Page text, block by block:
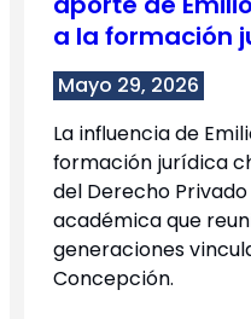
a la formación
Mayo 29, 2026
La influencia de
formación jurídica
del Derecho
académica que
generaciones
Concepción.